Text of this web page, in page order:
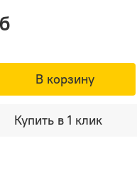
В корзину
Купить в 1 клик